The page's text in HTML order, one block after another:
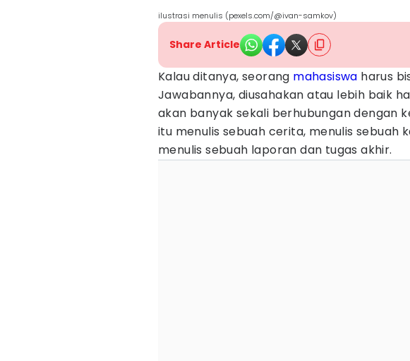
ilustrasi menulis (pexels.com/@ivan-samkov)
Share Article
Kalau ditanya, seorang mahasiswa harus
Jawabannya, diusahakan atau lebih baik
akan banyak sekali berhubungan dengan
itu menulis sebuah cerita, menulis sebuah
menulis sebuah laporan dan tugas akhir.